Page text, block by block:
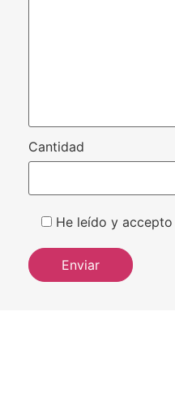
Cantidad
He leído y